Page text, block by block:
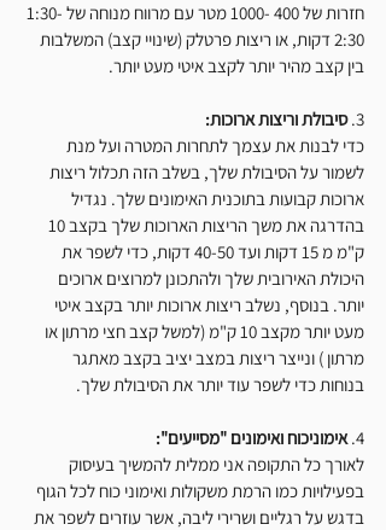
חזרות של 400 -1000 מטר עם מרווח מנוחה של 1:30-
2:30 דקות, או ריצות פרטלק (שינויי קצב) המשלבות
בין קצב מהיר יותר לקצב איטי מעט יותר.
3. סיבולת וריצות ארוכות:
כדי לבנות את עצמך לתחרות המטרה ועל מנת
לשמור על הסיבולת שלך, בשלב הזה תכלול ריצות
ארוכות קבועות בתוכנית האימונים שלך. נגדיל
ק"מ מ 15 דקות ועד 40-50 דקות, כדי לשפר את
היכולת האירובית שלך ולהתכונן למרוצים ארוכים
יותר. בנוסף, נשלב ריצות ארוכות יותר בקצב איטי
מעט יותר מקצב 10 ק"מ (למשל קצב חצי מרתון או
מרתון ) ונייצר ריצות במצב יציב בקצב מאתגר
בנוחות כדי לשפר עוד יותר את הסיבולת שלך.
4. אימוניכוח ואימונים "מסייעים":
לאורך כל התקופה אני ממלית להמשיך בעיסוק
בפעילויות כמו הרמת משקולות ואימוני כוח לכל הגוף
בדגש על רגליים ושרירי ליבה, אשר עוזרים לשפר את